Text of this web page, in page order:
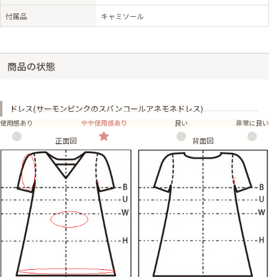
付属品 キャミソール
商品の状態
ドレス(サーモンピンクのスパンコールアネモネドレス)
使用感あり やや使用感あり 良い 非常に良い
正面図 背面図